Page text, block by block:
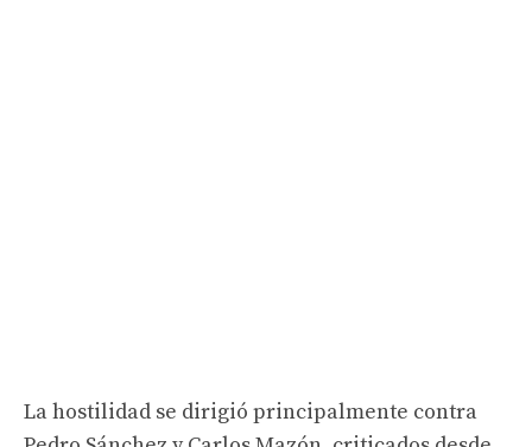
La hostilidad se dirigió principalmente contra